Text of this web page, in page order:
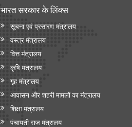
भारत सरकार के लिंक्‍स
सूचना एवं प्रसारण मंत्रालय
वस्त्र मंत्रालय
वित्त मंत्रालय
कृषि मंत्रालय
गृह मंत्रालय
आवासन और शहरी मामलों का मंत्रालय
शिक्षा मंत्रालय
पंचायती राज मंत्रालय